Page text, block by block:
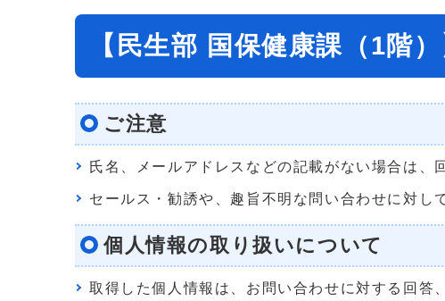
【民生部 国保健康課（1階
ご注意
氏名、メールアドレスなどの記載がない場合は、
セールス・勧誘や、趣旨不明な問い合わせに対し
個人情報の取り扱いについて
取得した個人情報は、お問い合わせに対する回答